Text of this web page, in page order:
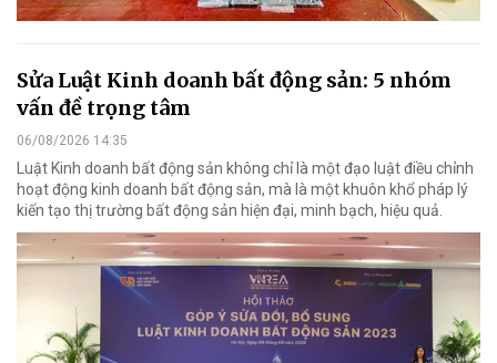
Sửa Luật Kinh doanh bất động sản: 5 nhóm
vấn đề trọng tâm
06/08/2026 14:35
Luật Kinh doanh bất động sản không chỉ là một đạo luật điều chỉnh
hoạt động kinh doanh bất động sản, mà là một khuôn khổ pháp lý
kiến tạo thị trường bất động sản hiện đại, minh bạch, hiệu quả.